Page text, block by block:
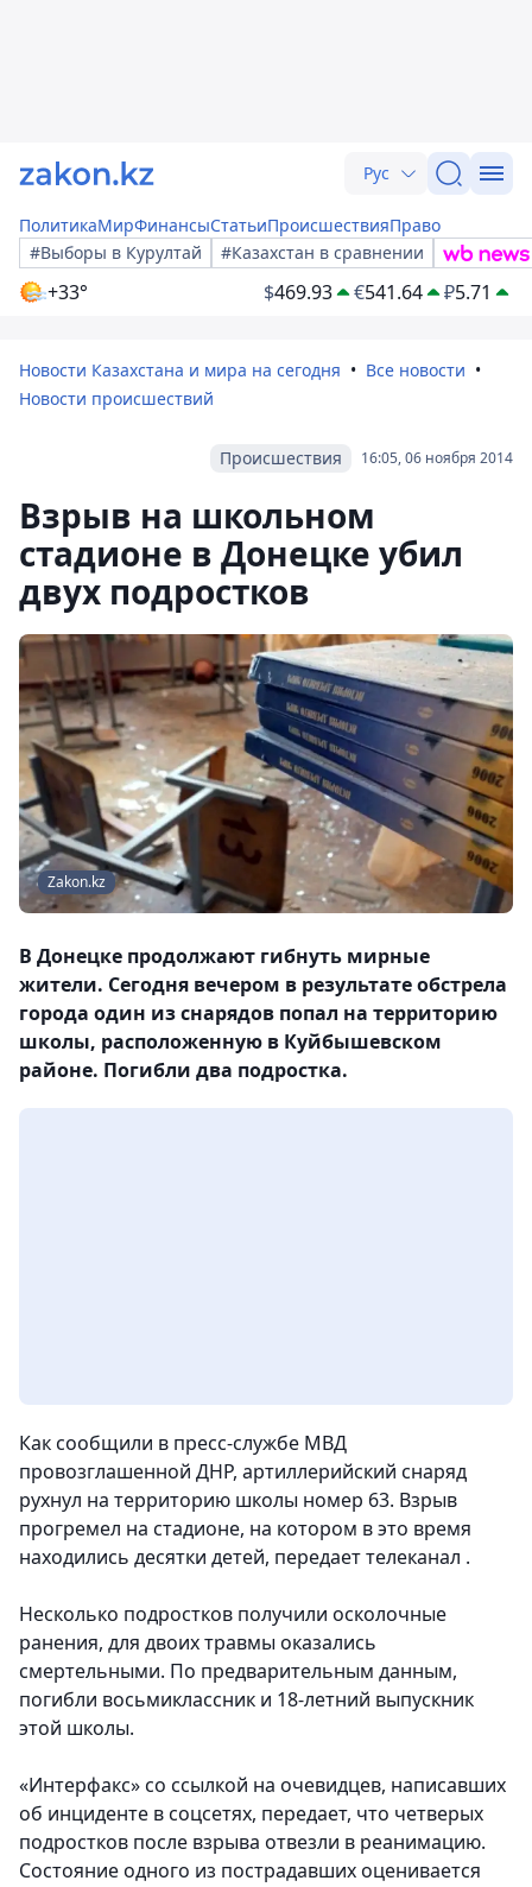
Рус
ПолитикаМирФинансыСтатьиПроисшествияПраво
#Выборы в Курултай
#Казахстан в сравнении
+33° $469.93 €541.64 ₽5.71
Новости Казахстана и мира на сегодня
Все новости
Новости происшествий
16:05, 06 ноября 2014
Происшествия
Взрыв на школьном
стадионе в Донецке убил
двух подростков
Zakon.kz
В Донецке продолжают гибнуть мирные
жители. Сегодня вечером в результате обстрела
города один из снарядов попал на территорию
школы, расположенную в Куйбышевском
районе. Погибли два подростка.
Как сообщили в пресс-службе МВД
провозглашенной ДНР, артиллерийский снаряд
рухнул на территорию школы номер 63. Взрыв
прогремел на стадионе, на котором в это время
находились десятки детей, передает телеканал .
Несколько подростков получили осколочные
ранения, для двоих травмы оказались
смертельными. По предварительным данным,
погибли восьмиклассник и 18-летний выпускник
этой школы.
«Интерфакс» со ссылкой на очевидцев, написавших
об инциденте в соцсетях, передает, что четверых
подростков после взрыва отвезли в реанимацию.
Состояние одного из пострадавших оценивается